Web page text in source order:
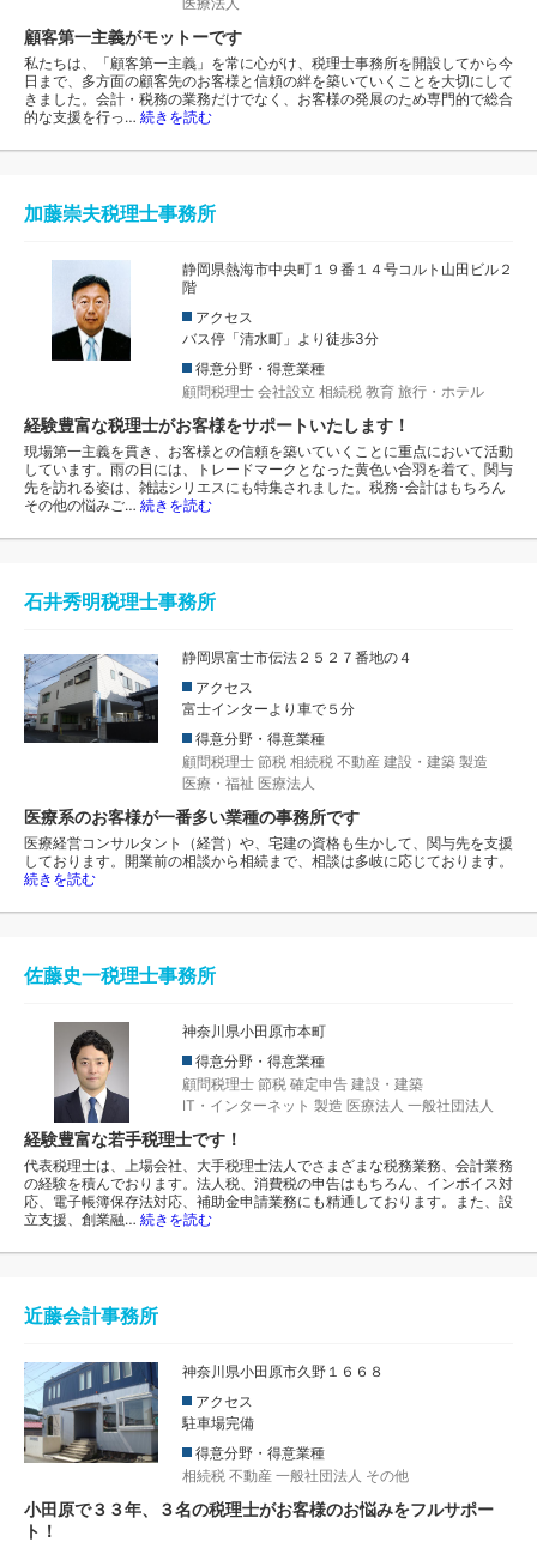
顧客第一主義がモットーです
私たちは、「顧客第一主義」を常に心がけ、税理士事務所を開設してから今
日まで、多方面の顧客先のお客様と信頼の絆を築いていくことを大切にして
きました。会計・税務の業務だけでなく、お客様の発展のため専門的で総合
的な支援を行っ… 続きを読む
加藤崇夫税理士事務所
静岡県熱海市中央町１９番１４号コルト山田ビル２
階
アクセス
バス停「清水町」より徒歩3分
得意分野・得意業種
顧問税理士 会社設立 相続税 教育 旅行・ホテル
経験豊富な税理士がお客様をサポートいたします！
現場第一主義を貫き、お客様との信頼を築いていくことに重点において活動
しています。雨の日には、トレードマークとなった黄色い合羽を着て、関与
先を訪れる姿は、雑誌シリエスにも特集されました。税務･会計はもちろん
その他の悩みご… 続きを読む
石井秀明税理士事務所
静岡県富士市伝法２５２７番地の４
アクセス
富士インターより車で５分
得意分野・得意業種
顧問税理士 節税 相続税 不動産 建設・建築 製造
医療・福祉 医療法人
医療系のお客様が一番多い業種の事務所です
医療経営コンサルタント（経営）や、宅建の資格も生かして、関与先を支援
しております。開業前の相談から相続まで、相談は多岐に応じております。
続きを読む
佐藤史一税理士事務所
神奈川県小田原市本町
得意分野・得意業種
顧問税理士 節税 確定申告 建設・建築
IT・インターネット 製造 医療法人 一般社団法人
経験豊富な若手税理士です！
代表税理士は、上場会社、大手税理士法人でさまざまな税務業務、会計業務
の経験を積んでおります。法人税、消費税の申告はもちろん、インボイス対
応、電子帳簿保存法対応、補助金申請業務にも精通しております。また、設
立支援、創業融… 続きを読む
近藤会計事務所
神奈川県小田原市久野１６６８
アクセス
駐車場完備
得意分野・得意業種
相続税 不動産 一般社団法人 その他
小田原で３３年、３名の税理士がお客様のお悩みをフルサポー
ト！